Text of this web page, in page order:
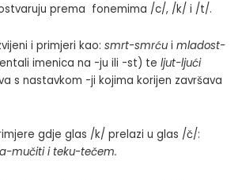
prema fonemima /c/, /k/ i /t/.
i primjeri kao: smrt-smrću i mladost-
imenica na -ju ili -st) te ljut-ljući
s nastavkom -ji kojima korijen završava
gdje glas /k/ prelazi u glas /č/:
mučiti i teku-tečem.